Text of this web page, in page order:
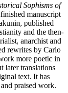
Sophisms of
manuscript
published
and the then-
anarchist and
rewrites by Carlo
more poetic in
later translations
text. It has
praised work.